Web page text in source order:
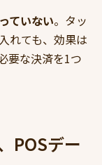
ていない。タッ
れても、効果は
要な決済を1つ
POSデー